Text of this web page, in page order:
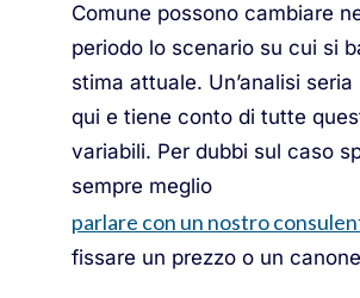
Comune possono cambiare
periodo lo scenario su cui si
stima attuale. Un’analisi seria
qui e tiene conto di tutte
variabili. Per dubbi sul caso
sempre meglio
parlare con un nostro
fissare un prezzo o un